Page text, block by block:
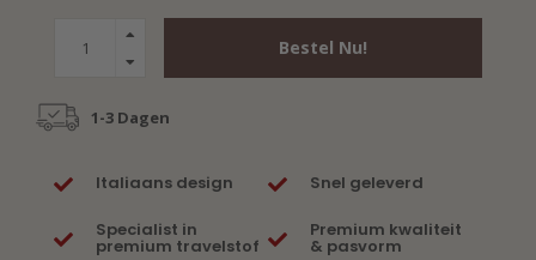
Bestel Nu!
1-3 Dagen
Italiaans design Snel geleverd
Specialist in
premium travelstof
Premium kwaliteit
& pasvorm